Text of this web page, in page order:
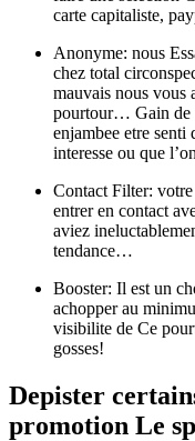
carte capitaliste,
Anonyme: nous
chez total
mauvais nous vous
pourtour… Gain de
enjambee etre senti
interesse ou que
Contact Filter:
entrer en contact
aviez
tendance…
Booster: Il est un
achopper au
visibilite de Ce
gosses!
Depister
promotion Le